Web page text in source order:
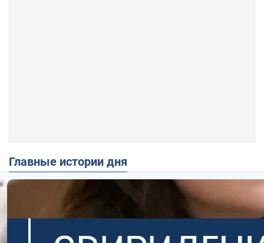
Главные истории дня